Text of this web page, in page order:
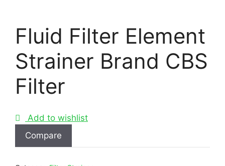
Fluid Filter Element
Strainer Brand CBS
Filter
Add to wishlist
Compare